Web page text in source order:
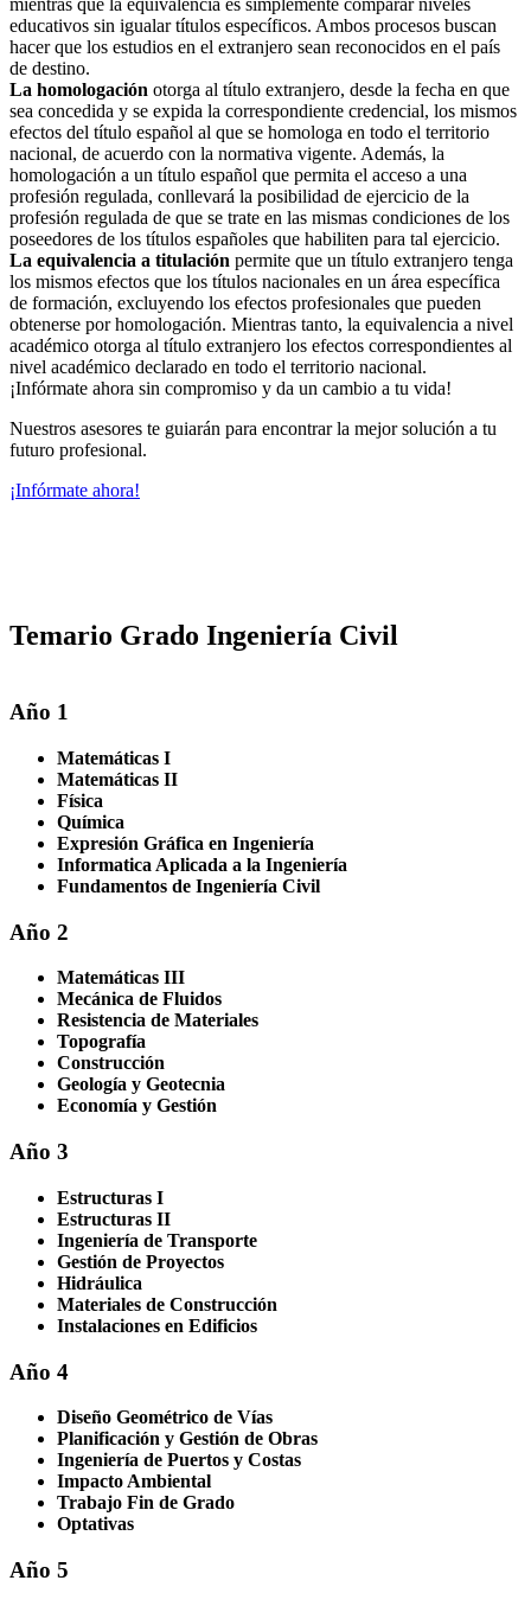
mientras que la equivalencia es simplemente comparar niveles
educativos sin igualar títulos específicos. Ambos procesos buscan
hacer que los estudios en el extranjero sean reconocidos en el país
de destino.
La homologación otorga al título extranjero, desde la fecha en que
sea concedida y se expida la correspondiente credencial, los mismos
efectos del título español al que se homologa en todo el territorio
nacional, de acuerdo con la normativa vigente. Además, la
homologación a un título español que permita el acceso a una
profesión regulada, conllevará la posibilidad de ejercicio de la
profesión regulada de que se trate en las mismas condiciones de los
poseedores de los títulos españoles que habiliten para tal ejercicio.
La equivalencia a titulación permite que un título extranjero tenga
los mismos efectos que los títulos nacionales en un área específica
de formación, excluyendo los efectos profesionales que pueden
obtenerse por homologación. Mientras tanto, la equivalencia a nivel
académico otorga al título extranjero los efectos correspondientes al
nivel académico declarado en todo el territorio nacional.
¡Infórmate ahora sin compromiso y da un cambio a tu vida!
Nuestros asesores te guiarán para encontrar la mejor solución a tu
futuro profesional.
¡Infórmate ahora!
Temario Grado Ingeniería Civil
Año 1
Matemáticas I
Matemáticas II
Física
Química
Expresión Gráfica en Ingeniería
Informatica Aplicada a la Ingeniería
Fundamentos de Ingeniería Civil
Año 2
Matemáticas III
Mecánica de Fluidos
Resistencia de Materiales
Topografía
Construcción
Geología y Geotecnia
Economía y Gestión
Año 3
Estructuras I
Estructuras II
Ingeniería de Transporte
Gestión de Proyectos
Hidráulica
Materiales de Construcción
Instalaciones en Edificios
Año 4
Diseño Geométrico de Vías
Planificación y Gestión de Obras
Ingeniería de Puertos y Costas
Impacto Ambiental
Trabajo Fin de Grado
Optativas
Año 5